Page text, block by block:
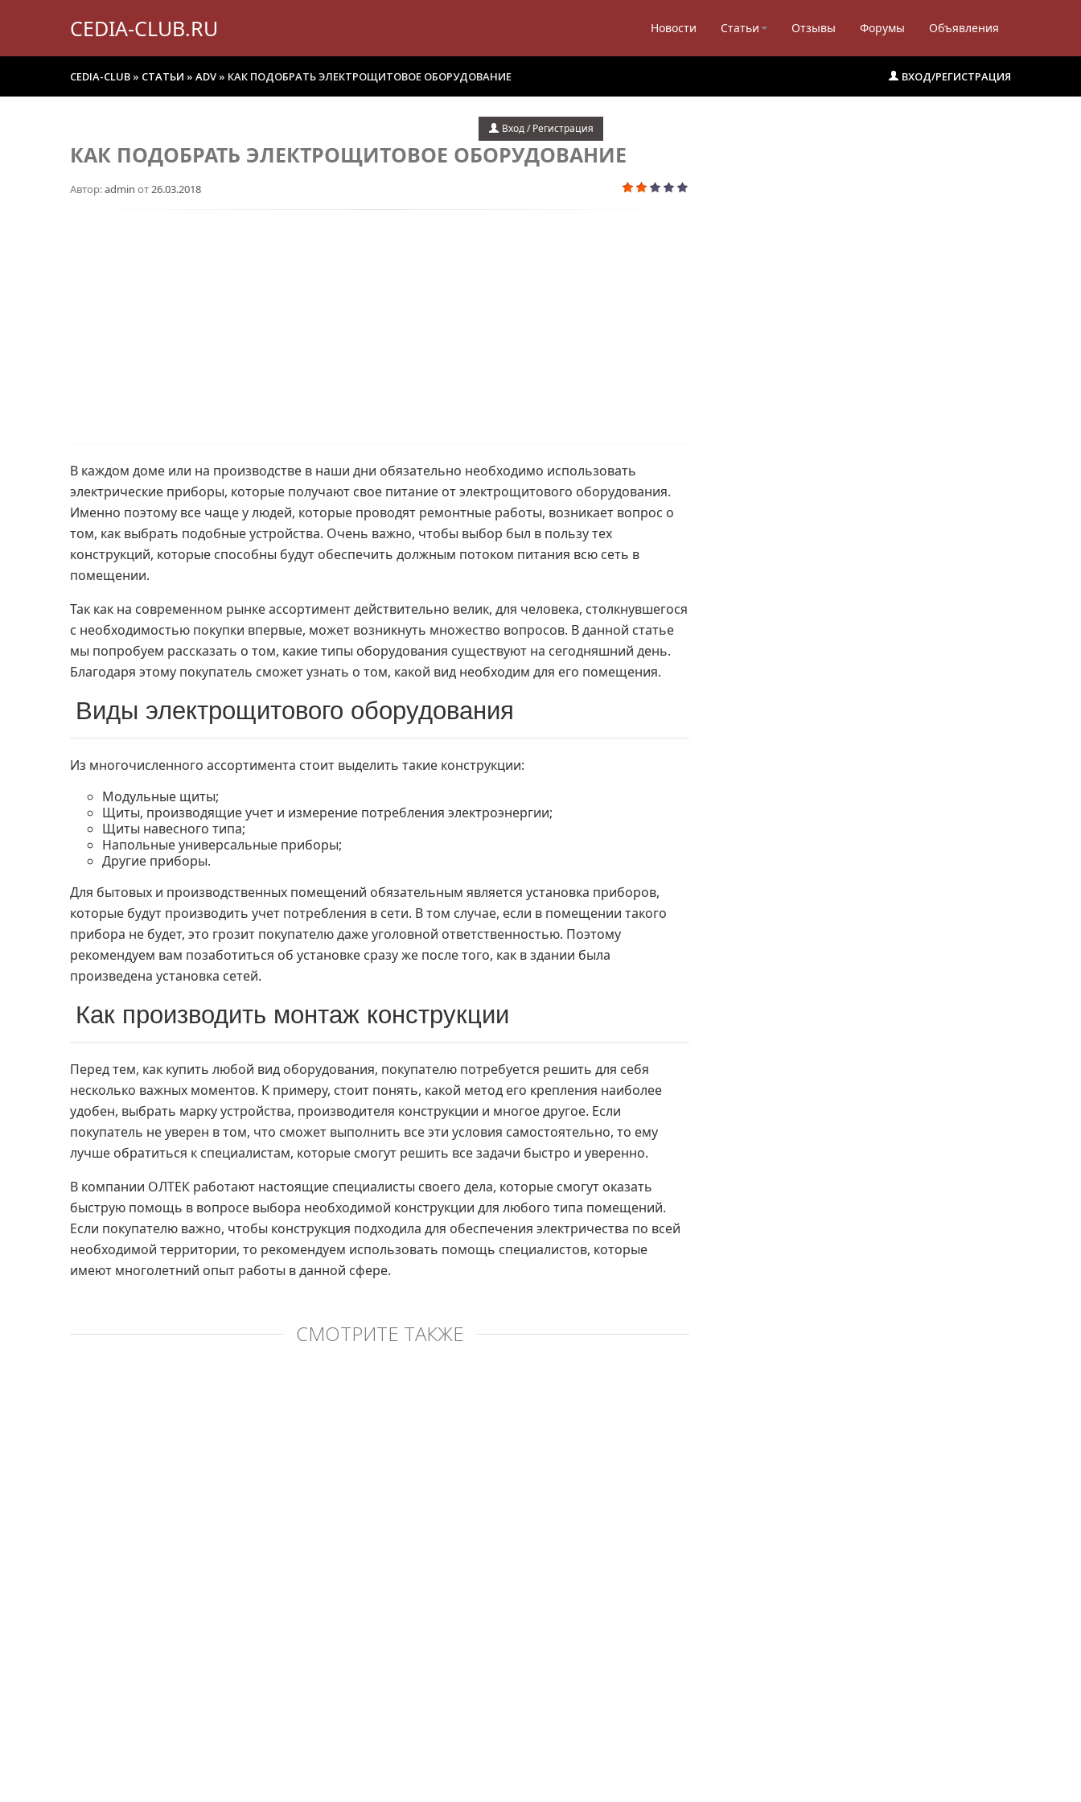
CEDIA-CLUB.RU Новости Статьи Отзывы Форумы Объявления
ВХОД/РЕГИСТРАЦИЯ
CEDIA-CLUB » СТАТЬИ » ADV » КАК ПОДОБРАТЬ ЭЛЕКТРОЩИТОВОЕ ОБОРУДОВАНИЕ
Вход / Регистрация
КАК ПОДОБРАТЬ ЭЛЕКТРОЩИТОВОЕ ОБОРУДОВАНИЕ
Автор:admin от26.03.2018
В каждом доме или на производстве в наши дни обязательно необходимо использовать
электрические приборы, которые получают свое питание от электрощитового оборудования.
Именно поэтому все чаще у людей, которые проводят ремонтные работы, возникает вопрос о
том, как выбрать подобные устройства. Очень важно, чтобы выбор был в пользу тех
конструкций, которые способны будут обеспечить должным потоком питания всю сеть в
помещении.
Так как на современном рынке ассортимент действительно велик, для человека, столкнувшегося
с необходимостью покупки впервые, может возникнуть множество вопросов. В данной статье
мы попробуем рассказать о том, какие типы оборудования существуют на сегодняшний день.
Благодаря этому покупатель сможет узнать о том, какой вид необходим для его помещения.
Виды электрощитового оборудования
Из многочисленного ассортимента стоит выделить такие конструкции:
Модульные щиты;
Щиты, производящие учет и измерение потребления электроэнергии;
Щиты навесного типа;
Напольные универсальные приборы;
Другие приборы.
Для бытовых и производственных помещений обязательным является установка приборов,
которые будут производить учет потребления в сети. В том случае, если в помещении такого
прибора не будет, это грозит покупателю даже уголовной ответственностью. Поэтому
рекомендуем вам позаботиться об установке сразу же после того, как в здании была
произведена установка сетей.
Как производить монтаж конструкции
Перед тем, как купить любой вид оборудования, покупателю потребуется решить для себя
несколько важных моментов. К примеру, стоит понять, какой метод его крепления наиболее
удобен, выбрать марку устройства, производителя конструкции и многое другое. Если
покупатель не уверен в том, что сможет выполнить все эти условия самостоятельно, то ему
лучше обратиться к специалистам, которые смогут решить все задачи быстро и уверенно.
В компании ОЛТЕК работают настоящие специалисты своего дела, которые смогут оказать
быструю помощь в вопросе выбора необходимой конструкции для любого типа помещений.
Если покупателю важно, чтобы конструкция подходила для обеспечения электричества по всей
необходимой территории, то рекомендуем использовать помощь специалистов, которые
имеют многолетний опыт работы в данной сфере.
СМОТРИТЕ ТАКЖЕ